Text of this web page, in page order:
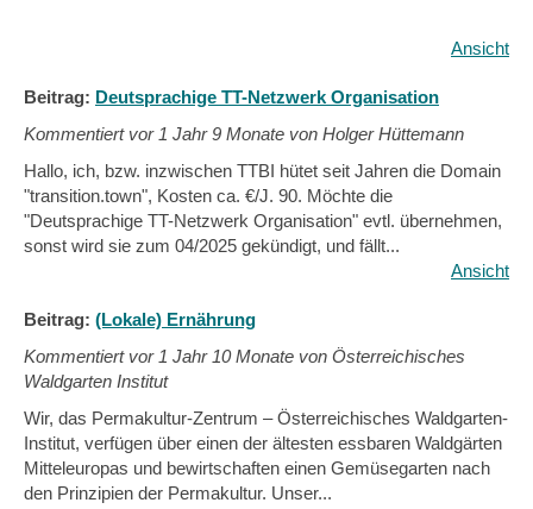
Ansicht
Beitrag: Deutsprachige TT-Netzwerk Organisation
Kommentiert vor 1 Jahr 9 Monate von Holger Hüttemann
Hallo, ich, bzw. inzwischen TTBI hütet seit Jahren die Domain
"transition.town", Kosten ca. €/J. 90. Möchte die
"Deutsprachige TT-Netzwerk Organisation" evtl. übernehmen,
sonst wird sie zum 04/2025 gekündigt, und fällt...
Ansicht
Beitrag: (Lokale) Ernährung
Kommentiert vor 1 Jahr 10 Monate von Österreichisches
Waldgarten Institut
Wir, das Permakultur-Zentrum – Österreichisches Waldgarten-
Institut, verfügen über einen der ältesten essbaren Waldgärten
Mitteleuropas und bewirtschaften einen Gemüsegarten nach
den Prinzipien der Permakultur. Unser...